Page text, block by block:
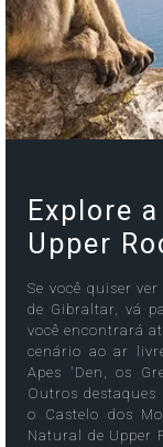
Explore
Upper
Se você quiser
de Gibraltar, vá
você encontrará
cenário ao ar
Apes 'Den, os
Outros
o Castelo dos
Natural de Upper